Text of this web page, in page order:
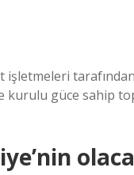
işletmeleri
kurulu güce sahip